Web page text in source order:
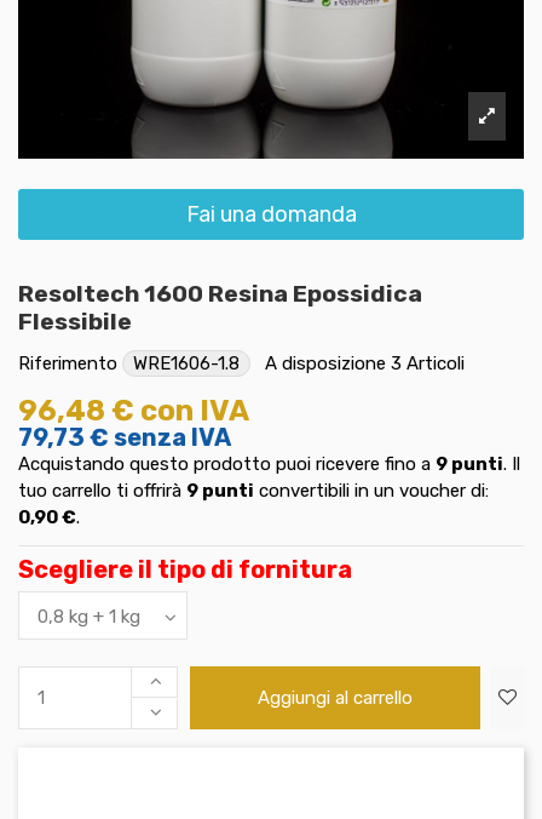
Fai una domanda
Resoltech 1600 Resina Epossidica
Flessibile
Riferimento WRE1606-1.8 A disposizione 3 Articoli
96,48 € con IVA
79,73 € senza IVA
Acquistando questo prodotto puoi ricevere fino a 9 punti. Il
tuo carrello ti offrirà 9 punti convertibili in un voucher di:
0,90 €.
Scegliere il tipo di fornitura
Aggiungi al carrello